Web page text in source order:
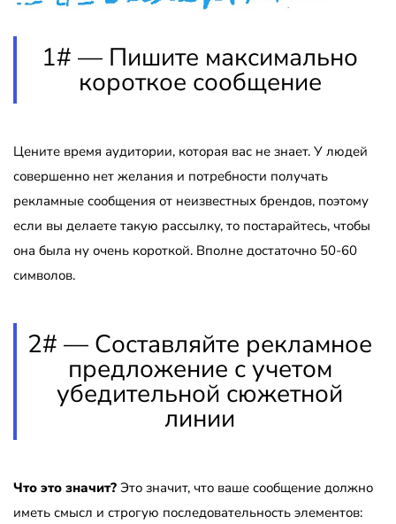
1# — Пишите максимально
короткое сообщение
Цените время аудитории, которая вас не знает. У людей
совершенно нет желания и потребности получать
рекламные сообщения от неизвестных брендов, поэтому
если вы делаете такую рассылку, то постарайтесь, чтобы
она была ну очень короткой. Вполне достаточно 50-60
символов.
2# — Составляйте рекламное
предложение с учетом
убедительной сюжетной
линии
Что это значит? Это значит, что ваше сообщение должно
иметь смысл и строгую последовательность элементов: